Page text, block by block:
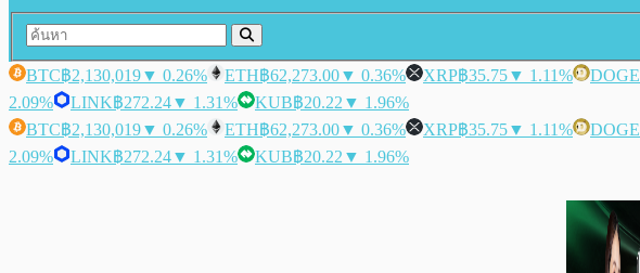
BTC฿2,130,019▼ 0.26% ETH฿62,273.00▼ 0.36% XRP฿35.75▼ 1.11% DOGE
2.09%
LINK฿272.24▼ 1.31% KUB฿20.22 ▼ 1.96%
BTC฿2,130,019▼ 0.26% ETH฿62,273.00▼ 0.36% XRP฿35.75▼ 1.11% DOGE
2.09%
LINK฿272.24▼ 1.31% KUB฿20.22 ▼ 1.96%